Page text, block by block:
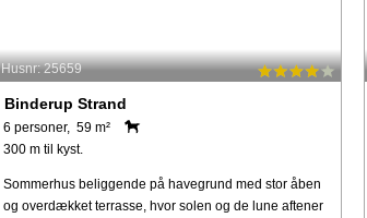
Husnr: 25659
Binderup Strand
6 personer, 59 m²
300 m til kyst.
Sommerhus beliggende på havegrund med stor åben
og overdækket terrasse, hvor solen og de lune aftener